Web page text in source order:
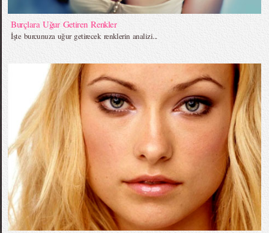
Burçlara Uğur Getiren Renkler
İşte burcunuza uğur getirecek renklerin analizi...